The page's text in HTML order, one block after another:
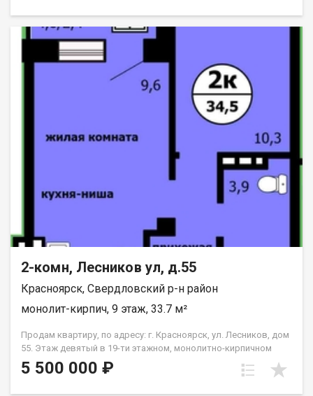
2-комн, Лесников ул, д.55
Красноярск, Свердловский р-н район
монолит-кирпич, 9 этаж, 33.7 м²
Продам квартиру, по адресу: г. Красноярск, ул. Лесников, дом
55. Этаж девятый в 19-ти этажном, монолитно-кирпичном
доме. Общая площадь- 33.7 кв.м., кухня-гостиная-14,6 кв.м.,
спальня--10,3 кв.м. Предчистовая отделка от застройщика.
5 500 000 ₽